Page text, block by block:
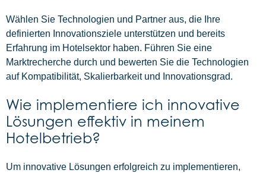
Wählen Sie Technologien und Partner aus, die Ihre
definierten Innovationsziele unterstützen und bereits
Erfahrung im Hotelsektor haben. Führen Sie eine
Marktrecherche durch und bewerten Sie die Technologien
auf Kompatibilität, Skalierbarkeit und Innovationsgrad.
Wie implementiere ich innovative
Lösungen effektiv in meinem
Hotelbetrieb?
Um innovative Lösungen erfolgreich zu implementieren,